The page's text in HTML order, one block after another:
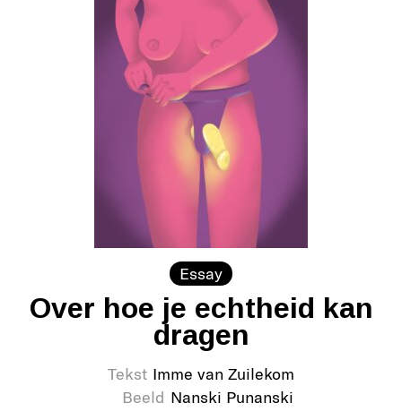
Essay
Over hoe je echtheid kan
dragen
Tekst Imme van Zuilekom
Beeld Nanski Punanski